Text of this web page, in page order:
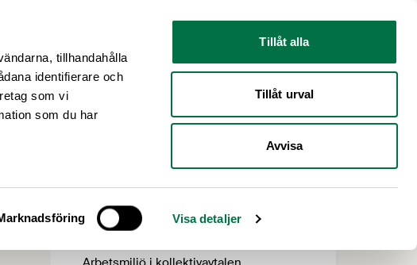
tillhandahålla
identifierare och
som vi
som du har
Visa detaljer
Tillåt alla
Tillåt urval
Avvisa
Allt innehåll